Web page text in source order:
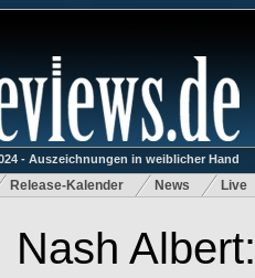
- Auszeichnungen in weiblicher Hand
Release-Kalender News Live
Nash